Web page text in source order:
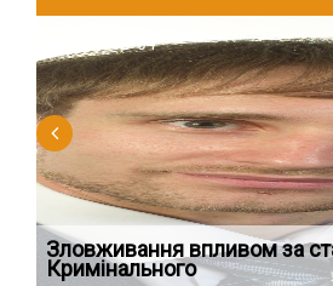
2026-08-04
Зловживання впливом за
Кримінального